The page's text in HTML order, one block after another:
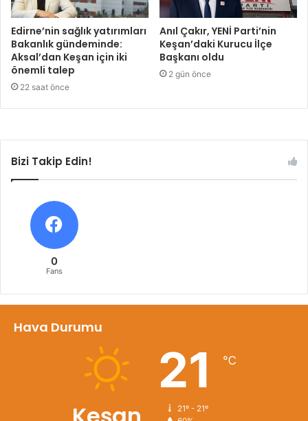
Edirne’nin sağlık yatırımları
Bakanlık gündeminde:
Aksal’dan Keşan için iki
önemli talep
22 saat önce
Anıl Çakır, YENİ Parti’nin
Keşan’daki Kurucu İlçe
Başkanı oldu
2 gün önce
Bizi Takip Edin!
0
Fans
Hava Durumu
21 ℃
21º - 21º